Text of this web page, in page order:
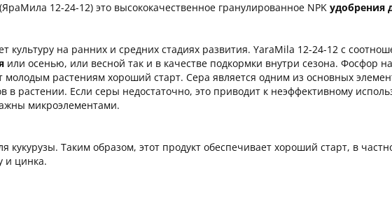
(ЯраМила 12-24-12) это высококачественное гранулированное NPK удобрения
культуру на ранних и средних стадиях развития. YaraMila 12-24-12 с
или осенью, или весной так и в качестве подкормки внутри сезона. Фосфор
молодым растениям хороший старт. Сера является одним из основных
в растении. Если серы недостаточно, это приводит к неэффективному
микроэлементами.
кукурузы. Таким образом, этот продукт обеспечивает хороший старт, в
и цинка.